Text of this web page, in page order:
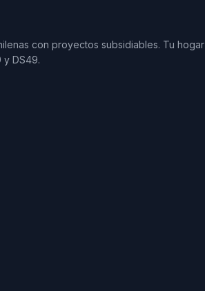
con proyectos subsidiables. Tu hogar
y DS49.